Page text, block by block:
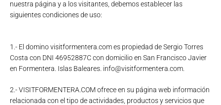
nuestra página y a los visitantes, debemos establecer las
siguientes condiciones de uso:
1.- El domino visitformentera.com es propiedad de Sergio Torres
Costa con DNI 46952887C con domicilio en San Francisco Javier
en Formentera. Islas Baleares. info@visitformentera.com.
2.- VISITFORMENTERA.COM ofrece en su página web información
relacionada con el tipo de actividades, productos y servicios que